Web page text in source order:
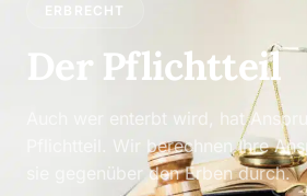
ERBRECHT
Der Pflichtteil
Auch wer enterbt wird, hat
Pflichtteil. Wir berechnen Ihre
sie gegenüber den Erben durch.